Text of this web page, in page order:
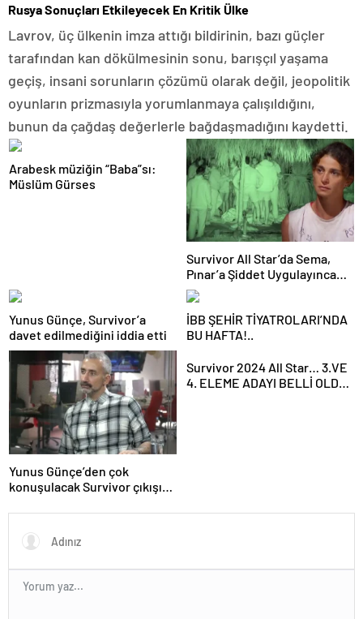
Rusya Sonuçları Etkileyecek En Kritik Ülke
Lavrov, üç ülkenin imza attığı bildirinin, bazı güçler
tarafından kan dökülmesinin sonu, barışçıl yaşama
geçiş, insani sorunların çözümü olarak değil, jeopolitik
oyunların prizmasıyla yorumlanmaya çalışıldığını,
bunun da çağdaş değerlerle bağdaşmadığını kaydetti.
Arabesk müziğin “Baba”sı:
Müslüm Gürses
Survivor All Star’da Sema,
Pınar’a Şiddet Uygulayınca
Diskalifiye Edildi
Yunus Günçe, Survivor’a
davet edilmediğini iddia etti
İBB ŞEHİR TİYATROLARI’NDA
BU HAFTA!..
Yunus Günçe’den çok
konuşulacak Survivor çıkışı:
videolarımdan dolayı beni
almadılar
Survivor 2024 All Star… 3.VE
4. ELEME ADAYI BELLİ OLDU,